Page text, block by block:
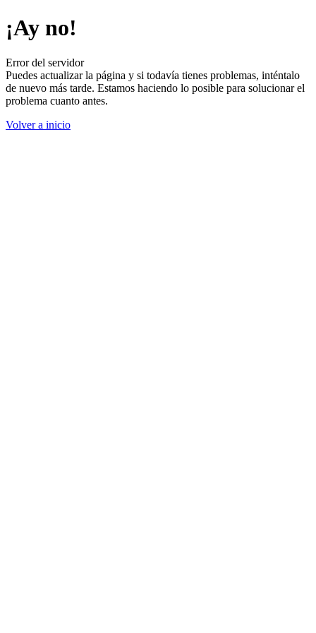
¡Ay no!
Error del servidor
Puedes actualizar la página y si todavía tienes problemas, inténtalo
de nuevo más tarde. Estamos haciendo lo posible para solucionar el
problema cuanto antes.
Volver a inicio